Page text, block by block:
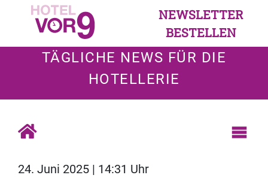
NEWSLETTER
BESTELLEN
TÄGLICHE NEWS FÜR DIE
HOTELLERIE
24. Juni 2025 | 14:31 Uhr